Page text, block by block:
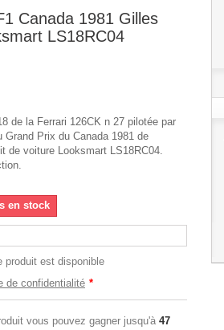
Canada 1981 Gilles
LS18RC04
de la Ferrari 126CK n 27 pilotée par
Prix du Canada 1981 de
de voiture Looksmart LS18RC04.
en stock
produit est disponible
de confidentialité *
vous pouvez gagner jusqu'à 47